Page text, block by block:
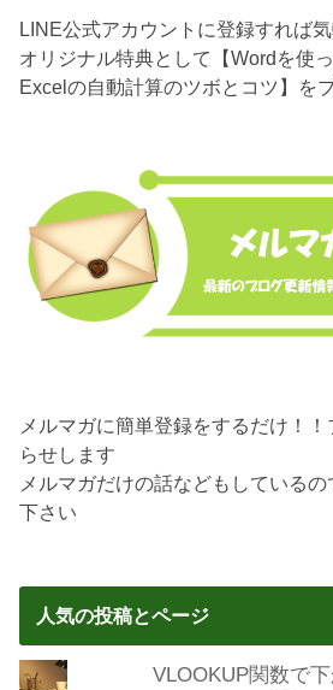
LINE公式アカウントに登録すれば
オリジナル特典として【Wordを使
Excelの自動計算のツボとコツ】を
メルマガに簡単登録をするだけ！
らせします
メルマガだけの話などもしている
下さい
人気の投稿とページ
VLOOKUP関数で